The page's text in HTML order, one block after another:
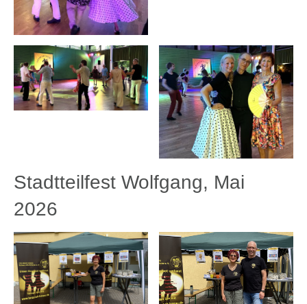
Stadtteilfest Wolfgang, Mai
2026